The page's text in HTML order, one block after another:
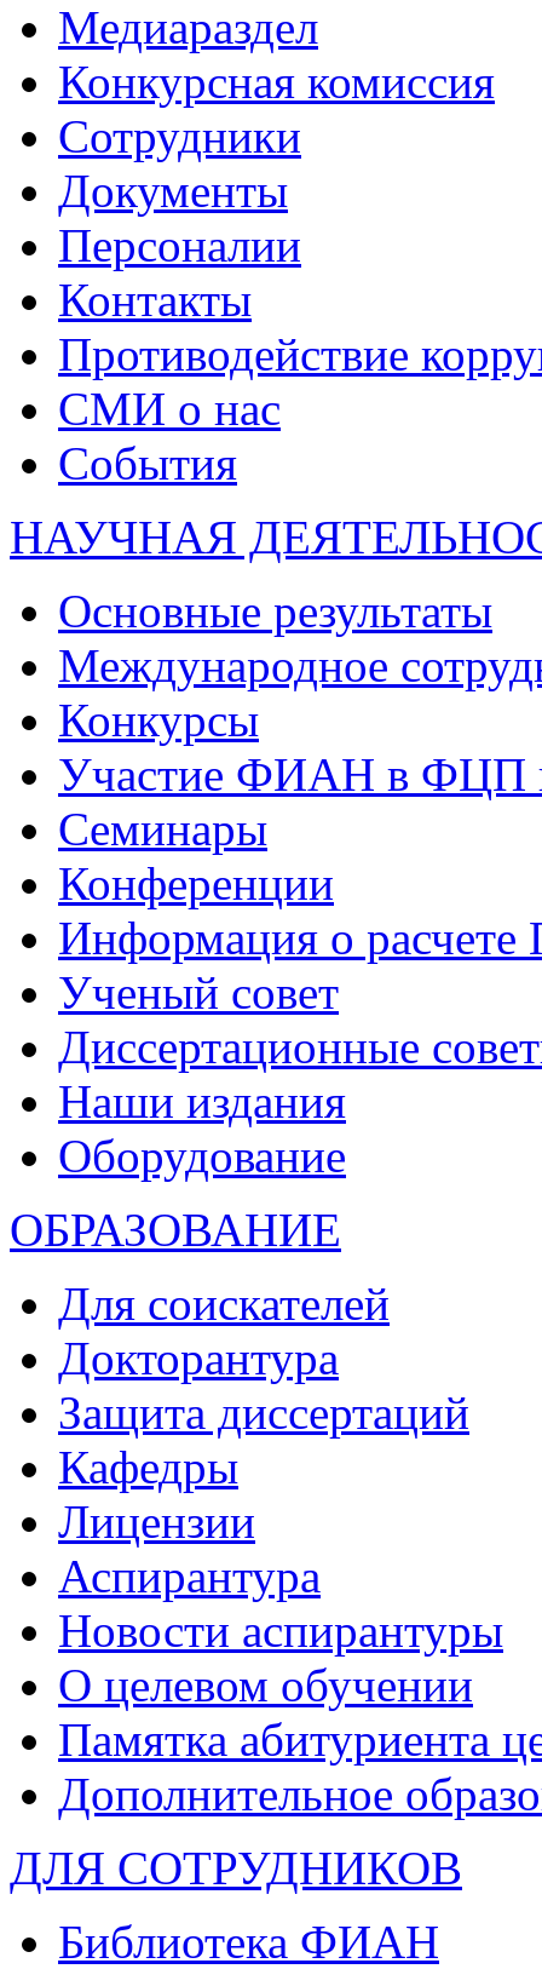
Медиараздел
Конкурсная комиссия
Сотрудники
Документы
Персоналии
Контакты
Противодействие
СМИ о нас
События
НАУЧНАЯ
Основные результаты
Международное
Конкурсы
Участие ФИАН в ФЦП
Семинары
Конференции
Информация о
Ученый совет
Диссертационные
Наши издания
Оборудование
ОБРАЗОВАНИЕ
Для соискателей
Докторантура
Защита диссертаций
Кафедры
Лицензии
Аспирантура
Новости аспирантуры
О целевом обучении
Памятка абитуриента
Дополнительное
ДЛЯ СОТРУДНИКОВ
Библиотека ФИАН